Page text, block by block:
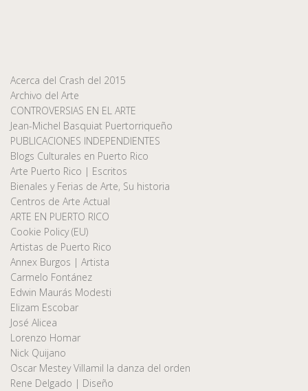
Acerca del Crash del 2015
Archivo del Arte
CONTROVERSIAS EN EL ARTE
Jean-Michel Basquiat Puertorriqueño
PUBLICACIONES INDEPENDIENTES
Blogs Culturales en Puerto Rico
Arte Puerto Rico | Escritos
Bienales y Ferias de Arte, Su historia
Centros de Arte Actual
ARTE EN PUERTO RICO
Cookie Policy (EU)
Artistas de Puerto Rico
Annex Burgos | Artista
Carmelo Fontánez
Edwin Maurás Modesti
Elizam Escobar
José Alicea
Lorenzo Homar
Nick Quijano
Oscar Mestey Villamil la danza del orden
Rene Delgado | Diseño